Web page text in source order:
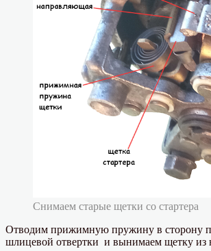
Снимаем старые щетки со стартера
Отводим прижимную пружину в сторону
шлицевой отвертки и вынимаем щетку из